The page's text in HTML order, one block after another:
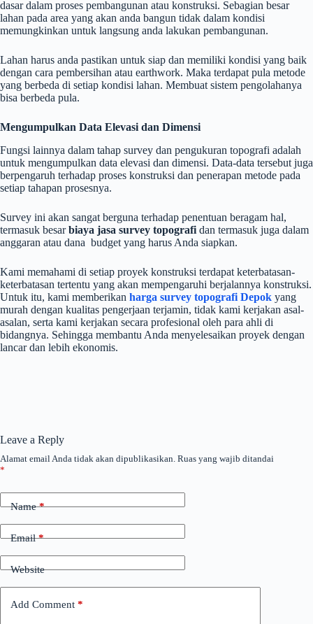
dasar dalam proses pembangunan atau konstruksi. Sebagian besar
lahan pada area yang akan anda bangun tidak dalam kondisi
memungkinkan untuk langsung anda lakukan pembangunan.
Lahan harus anda pastikan untuk siap dan memiliki kondisi yang baik
dengan cara pembersihan atau earthwork. Maka terdapat pula metode
yang berbeda di setiap kondisi lahan. Membuat sistem pengolahanya
bisa berbeda pula.
Mengumpulkan Data Elevasi dan Dimensi
Fungsi lainnya dalam tahap survey dan pengukuran topografi adalah
untuk mengumpulkan data elevasi dan dimensi. Data-data tersebut juga
berpengaruh terhadap proses konstruksi dan penerapan metode pada
setiap tahapan prosesnya.
Survey ini akan sangat berguna terhadap penentuan beragam hal,
termasuk besarbiaya jasa survey topografi dan termasuk juga dalam
anggaran atau dana budget yang harus Anda siapkan.
Kami memahami di setiap proyek konstruksi terdapat keterbatasan-
keterbatasan tertentu yang akan mempengaruhi berjalannya konstruksi.
Untuk itu, kami memberikan harga survey topografi Depok yang
murah dengan kualitas pengerjaan terjamin, tidak kami kerjakan asal-
asalan, serta kami kerjakan secara profesional oleh para ahli di
bidangnya. Sehingga membantu Anda menyelesaikan proyek dengan
lancar dan lebih ekonomis.
Leave a Reply
Alamat email Anda tidak akan dipublikasikan. Ruas yang wajib ditandai
*
Name*
Email*
Website
Add Comment *